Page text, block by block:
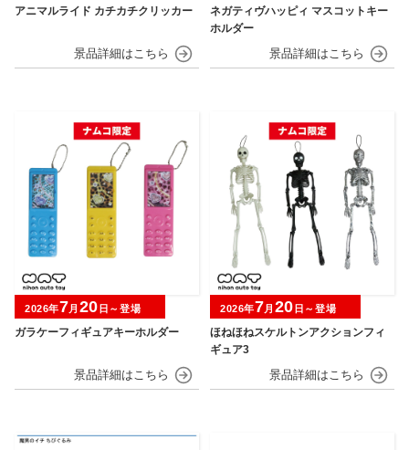
アニマルライド カチカチクリッカー
ネガティヴハッピィ マスコットキー
ホルダー
ガラケーフィギュアキーホルダー
2026年7月 20 日～登場
ほねほねスケルトンアクションフィ
ギュア3
2026年7月 20 日～登場